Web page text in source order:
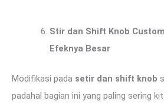
Stir dan Shift Knob
Efeknya Besar
Modifikasi pada setir dan shift knob
padahal bagian ini yang paling sering